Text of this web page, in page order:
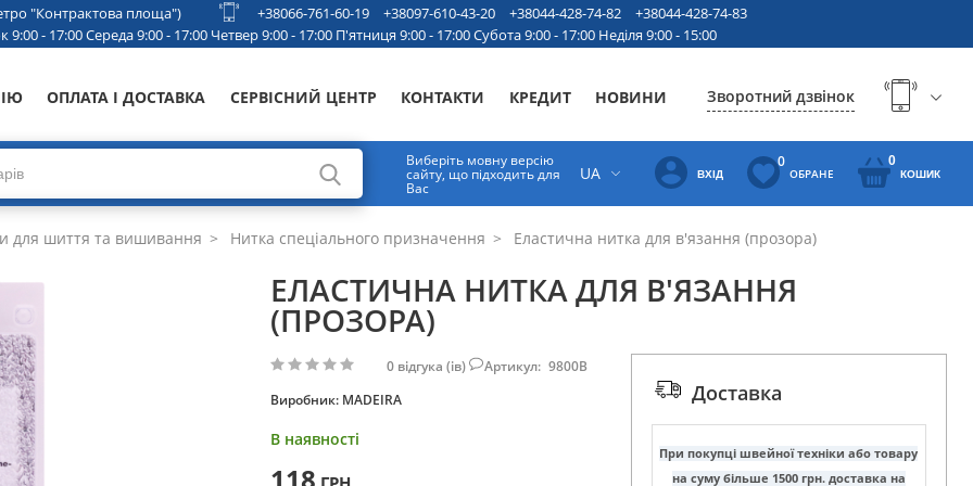
"Контрактова площа") +38066-761-60-19 +38097-610-43-20 +38044-428-74-82
+38044-428-74-83
9:00 - 17:00 Середа 9:00 - 17:00 Четвер 9:00 - 17:00 П'ятниця 9:00 - 17:00 Субота 9:00 - 17:00 Неділя 9:00 - 15:00
ОПЛАТА І ДОСТАВКА СЕРВІСНИЙ ЦЕНТР КОНТАКТИ КРЕДИТ НОВИНИ Зворотний дзвінок
Виберіть мовну версію
сайту, що підходить для
Вас
UA ВХІД
0
ОБРАНЕ
0
КОШИК
для шиття та вишивання Нитка спеціального призначення Еластична нитка для в'язання (прозора)
ЕЛАСТИЧНА НИТКА ДЛЯ В'ЯЗАННЯ
(ПРОЗОРА)
0 відгука (ів) Артикул: 9800B
Виробник: MADEIRA
В наявності
Доставка
При покупці швейної техніки або товару
на суму більше 1500 грн. доставка на